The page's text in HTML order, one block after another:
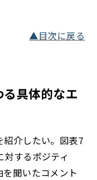
▲目次に戻る
具体的なエ
介したい。図表7
するポジティ
聞いたコメント